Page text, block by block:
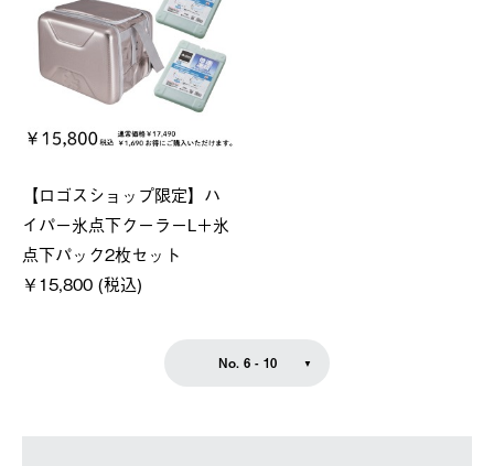
【ロゴスショップ限定】ハ
イパー氷点下クーラーL＋氷
点下パック2枚セット
￥15,800 (税込)
No. 6 - 10